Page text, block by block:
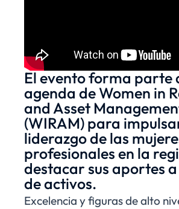
El evento forma parte
agenda de Women in
and Asset
(WIRAM) para
liderazgo de las
profesionales en la
destacar sus aportes
de activos.
Excelencia y figuras de alto